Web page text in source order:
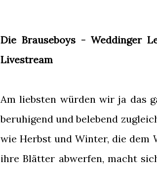
Die Brauseboys - Weddinger
Livestream
Am liebsten würden wir ja das
beruhigend und belebend
wie Herbst und Winter, die dem
ihre Blätter abwerfen, macht